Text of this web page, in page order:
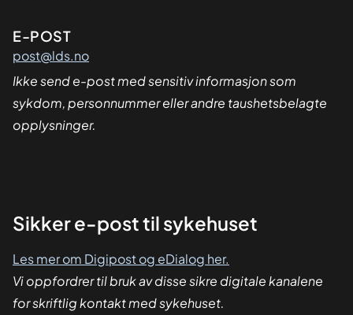
E-POST
post@lds.no
Ikke send e-post med sensitiv informasjon som
sykdom, personnummer eller andre taushetsbelagte
opplysninger.
Sikker
Sikker e-post til sykehuset
Les mer om Digipost og eDialog her.
Vi oppfordrer til bruk av disse sikre digitale kanalene
for skriftlig kontakt med sykehuset.